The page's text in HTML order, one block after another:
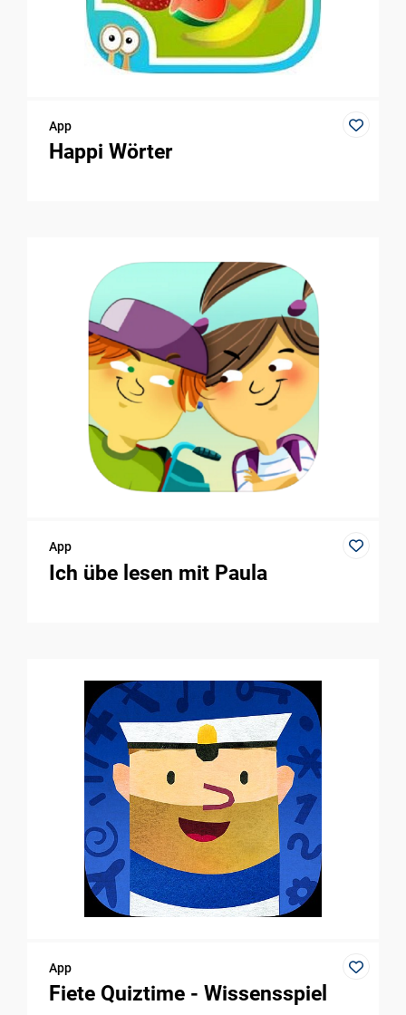
App
Happi Wörter
App
Ich übe lesen mit Paula
App
Fiete Quiztime - Wissensspiel